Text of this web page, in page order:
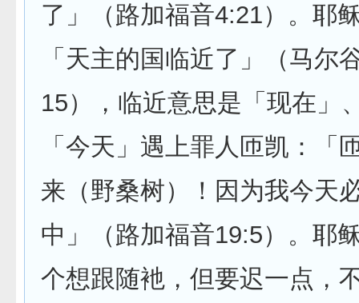
了」（路加福音4:21）。耶
「天主的国临近了」（马尔
15），临近意思是「现在」
「今天」遇上罪人匝凯：「
来（野桑树）！因为我今天
中」（路加福音19:5）。耶
个想跟随衪，但要迟一点，